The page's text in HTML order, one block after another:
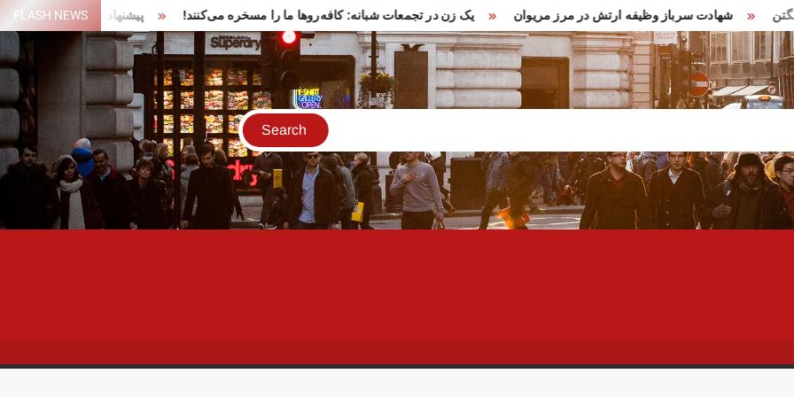
FLASH NEWS
پیشنهاد ایران یک زن در تجمعات شبانه: کافه‌روها ما را مسخره می‌کنند! شهادت سرباز وظیفه ارتش در مرز مریوان در واشنگتن